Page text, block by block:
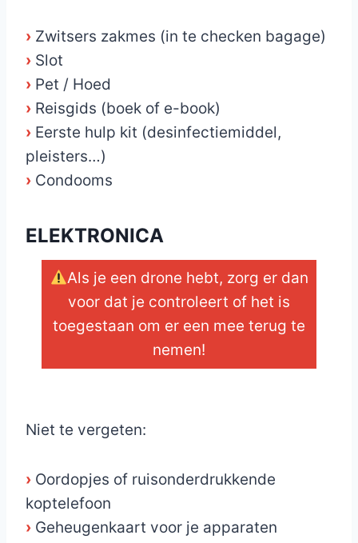
› Zwitsers zakmes (in te checken bagage)
› Slot
› Pet / Hoed
› Reisgids (boek of e-book)
› Eerste hulp kit (desinfectiemiddel,
pleisters…)
› Condooms
ELEKTRONICA
Als je een drone hebt, zorg er dan
voor dat je controleert of het is
toegestaan om er een mee terug te
nemen!
Niet te vergeten:
› Oordopjes of ruisonderdrukkende
koptelefoon
› Geheugenkaart voor je apparaten